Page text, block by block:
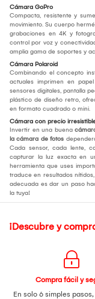
Cámara GoPro
Compacta, resistente y
movimiento. Su cuerpo
grabaciones en 4K y
control por voz y
amplia gama de soportes y
Cámara Polaroid
Combinando el concepto
actuales imprimen en
sensores digitales, pantalla
plástico de diseño retro,
en formato cuadrado o mini.
Cámara con precio
Invertir en una buena
la cámara de fotos
Cada sensor, cada lente,
capturar la luz exacta en
herramienta que uses
traduce en resultados
adecuada es dar un paso
la tuya!
¡Descubre y
Compra fácil y
En solo 6 simples pasos,